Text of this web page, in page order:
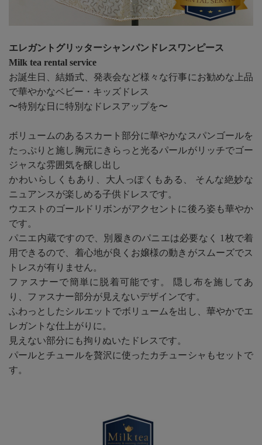
エレガントグリッターシャンパンドレスワンピース
Milk tea rental service
お誕生日、結婚式、発表会など様々な行事にお勧めな上品
で華やかなベビー・キッズドレス
〜特別な日に特別なドレスアップを〜
ボリュームのあるスカート部分に華やかなスパンゴールを
たっぷりと施し胸元にきらっと光るパールがリッチでゴー
ジャスな雰囲気を醸し出し
かわいらしくもあり、大人っぽくもある、 そんな絶妙な
ニュアンスが楽しめる子供ドレスです。
ウエストのゴールドリボンがアクセントに後ろ姿も華やか
です。
パニエ内蔵ですので、別履きのパニエは必要なく 1枚で着
用できるので、着心地が良くお嬢様の動きがスムーズでス
トレスが有りません。
ファスナーで簡単に脱着可能です。 隠し布を施してあ
り、ファスナー部分が見えないデザインです。
ふわっとしたシルエットでボリュームを出し、華やかでエ
レガントな仕上がりに。
見えない部分にも拘りぬいたドレスです。
パールとチュールを贅沢に使ったカチューシャもセットで
す。